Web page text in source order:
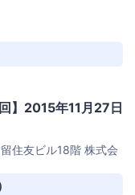
】2015年11月27日
住友ビル18階 株式会